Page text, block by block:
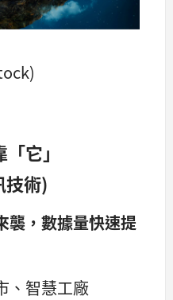
它」
技術)
襲，數據量快速提
、智慧工廠